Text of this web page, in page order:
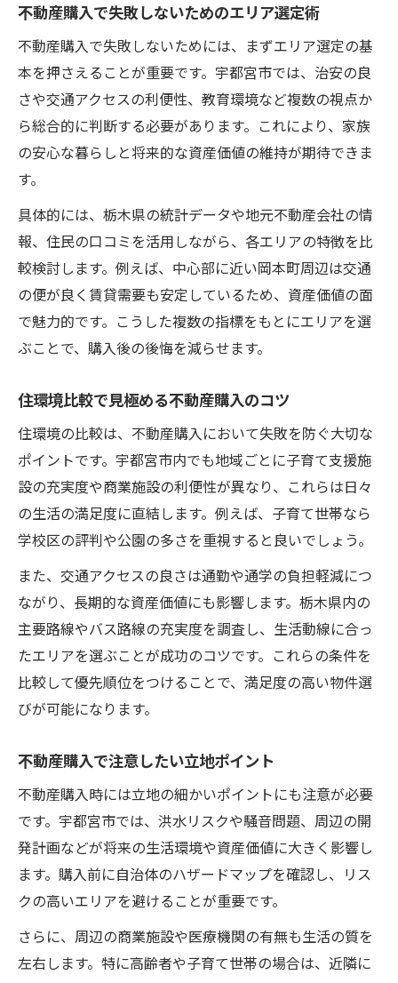
不動産購入で失敗しないためのエリア選定術
不動産購入で失敗しないためには、まずエリア選定の基
本を押さえることが重要です。宇都宮市では、治安の良
さや交通アクセスの利便性、教育環境など複数の視点か
ら総合的に判断する必要があります。これにより、家族
の安心な暮らしと将来的な資産価値の維持が期待できま
す。
具体的には、栃木県の統計データや地元不動産会社の情
報、住民の口コミを活用しながら、各エリアの特徴を比
較検討します。例えば、中心部に近い岡本町周辺は交通
の便が良く賃貸需要も安定しているため、資産価値の面
で魅力的です。こうした複数の指標をもとにエリアを選
ぶことで、購入後の後悔を減らせます。
住環境比較で見極める不動産購入のコツ
住環境の比較は、不動産購入において失敗を防ぐ大切な
ポイントです。宇都宮市内でも地域ごとに子育て支援施
設の充実度や商業施設の利便性が異なり、これらは日々
の生活の満足度に直結します。例えば、子育て世帯なら
学校区の評判や公園の多さを重視すると良いでしょう。
また、交通アクセスの良さは通勤や通学の負担軽減につ
ながり、長期的な資産価値にも影響します。栃木県内の
主要路線やバス路線の充実度を調査し、生活動線に合っ
たエリアを選ぶことが成功のコツです。これらの条件を
比較して優先順位をつけることで、満足度の高い物件選
びが可能になります。
不動産購入で注意したい立地ポイント
不動産購入時には立地の細かいポイントにも注意が必要
です。宇都宮市では、洪水リスクや騒音問題、周辺の開
発計画などが将来の生活環境や資産価値に大きく影響し
ます。購入前に自治体のハザードマップを確認し、リス
クの高いエリアを避けることが重要です。
さらに、周辺の商業施設や医療機関の有無も生活の質を
左右します。特に高齢者や子育て世帯の場合は、近隣に